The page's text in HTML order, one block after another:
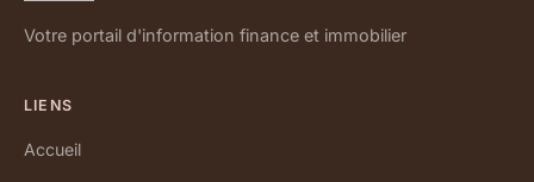
Votre portail d'information finance et immobilier
LIENS
Accueil